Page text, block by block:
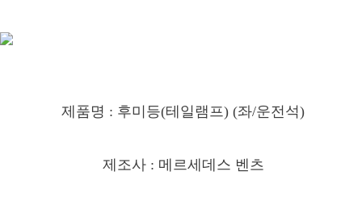
제품명 : 후미등(테일램프) (좌/운전석)
제조사 : 메르세데스 벤츠